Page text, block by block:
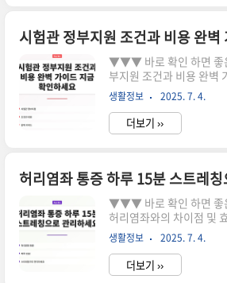
하는 지원금으로, 소득에
반 국민은 25만원, 기초생
을 수 있습니다. 이 지원금
으로, 국민들의 의미 있는
입니다.신청방법 및 기간
청하는 방법은 다음과 같
비합니다..
▼▼▼ 바로 확인 하면
부지원 조건과 비용 완벽
시험관 정부지원에 대해
이 시험관 정부지원의 조
고 있습니다. 하지만 이 정
죠. 이 글을 통해 필요한
관 정부지원의 필요성을
서 지원하는 이 제도는 경
많은 가족들이 임신할 수
다. 이 글을 통해 시험관
알아보세요.시험관 정부
시험관 정부지원 조건 시
해서는 ..
생활정보 2025. 7. 4.
더보기 ››
허리염좌 통증 하루 15분 스트레
▼▼▼ 바로 확인 하면
허리염좌와의 차이점 및
추천 바로가기허리염좌,
관리하세요! 허리 통증 때
요? 많은 사람들이 허리염
효과적인 관리 방법이 있
생활정보 2025. 7. 4.
더보기 ››